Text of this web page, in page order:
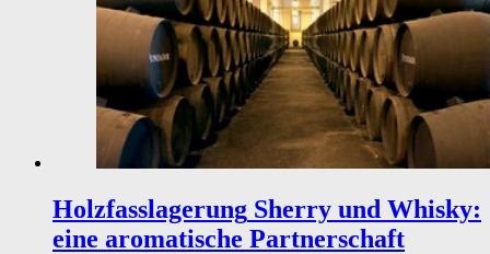
Holzfasslagerung Sherry und Whisky:
eine aromatische Partnerschaft